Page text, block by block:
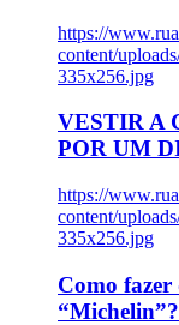
https://
content/
335x256.jpg
VESTIR A
POR UM
https://
content/
335x256.jpg
Como
“Michelin”?